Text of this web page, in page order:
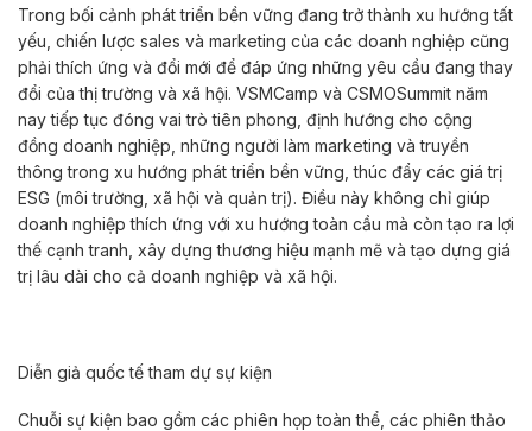
Trong bối cảnh phát triển bền vững đang trở thành xu hướng tất
yếu, chiến lược sales và marketing của các doanh nghiệp cũng
phải thích ứng và đổi mới để đáp ứng những yêu cầu đang thay
đổi của thị trường và xã hội. VSMCamp và CSMOSummit năm
nay tiếp tục đóng vai trò tiên phong, định hướng cho cộng
đồng doanh nghiệp, những người làm marketing và truyền
thông trong xu hướng phát triển bền vững, thúc đẩy các giá trị
ESG (môi trường, xã hội và quản trị). Điều này không chỉ giúp
doanh nghiệp thích ứng với xu hướng toàn cầu mà còn tạo ra lợi
thế cạnh tranh, xây dựng thương hiệu mạnh mẽ và tạo dựng giá
trị lâu dài cho cả doanh nghiệp và xã hội.
Diễn giả quốc tế tham dự sự kiện
Chuỗi sự kiện bao gồm các phiên họp toàn thể, các phiên thảo